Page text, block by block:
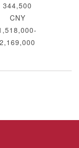
344,500
CNY
2,169,000